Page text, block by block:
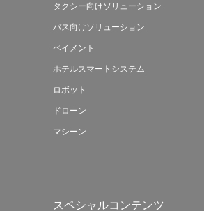
タクシー向けソリューション
バス向けソリューション
ペイメント
ホテルスマートシステム
ロボット
ドローン
マシーン
スペシャルコンテンツ